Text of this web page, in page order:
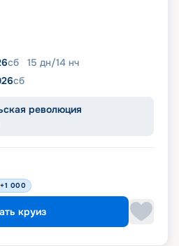
сб 15 дн/14 нч
сб
революция
+1 000
круиз